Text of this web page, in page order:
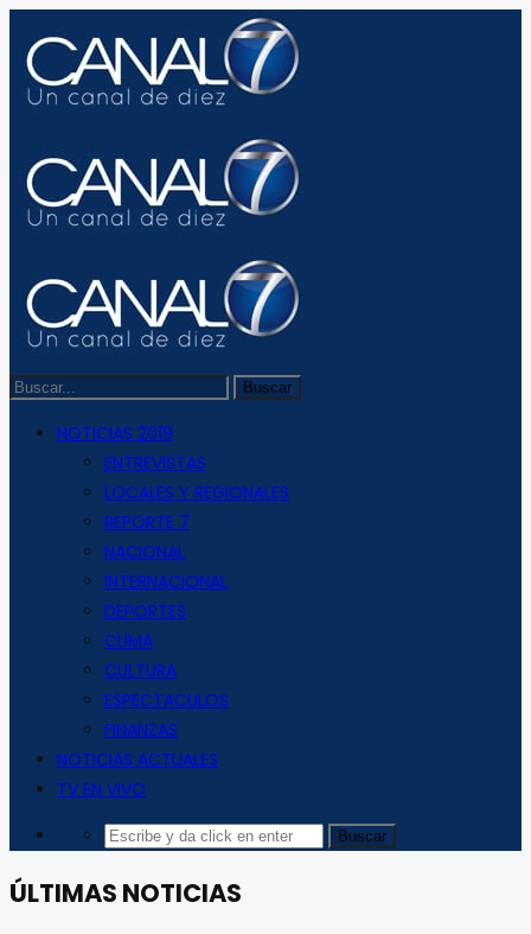
NOTICIAS 2019
ENTREVISTAS
LOCALES Y REGIONALES
REPORTE 7
NACIONAL
INTERNACIONAL
DEPORTES
CLIMA
CULTURA
ESPECTACULOS
FINANZAS
NOTICIAS ACTUALES
TV EN VIVO
ÚLTIMAS NOTICIAS